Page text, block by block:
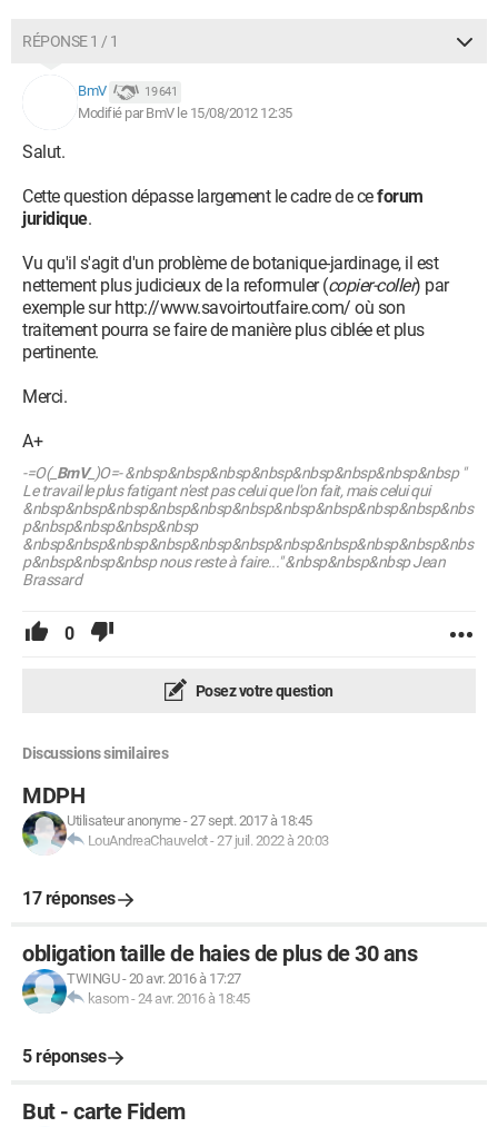
RÉPONSE 1 / 1
BmV 19 641
Modifié par BmV le 15/08/2012 12:35
Salut.
Cette question dépasse largement le cadre de ceforum
juridique.
Vu qu'il s'agit d'un problème de botanique-jardinage, il est
nettement plus judicieux de la reformuler (copier-coller) par
exemple sur http://www.savoirtoutfaire.com/ où son
traitement pourra se faire de manière plus ciblée et plus
pertinente.
Merci.
A+
-=O(_ BmV_)O=- &nbsp&nbsp&nbsp&nbsp&nbsp&nbsp&nbsp&nbsp
Le travail le plus fatigant n'est pas celui que l'on fait, mais celui qui
&nbsp&nbsp&nbsp&nbsp&nbsp&nbsp&nbsp&nbsp&nbsp&nbsp&nbs
p&nbsp&nbsp&nbsp&nbsp
&nbsp&nbsp&nbsp&nbsp&nbsp&nbsp&nbsp&nbsp&nbsp&nbsp&nbs
p&nbsp&nbsp&nbsp nous reste à faire..." &nbsp&nbsp&nbsp Jean
Brassard
0
Posez votre question
Discussions similaires
MDPH
Utilisateur anonyme-27 sept. 2017 à 18:45
LouAndreaChauvelot-27 juil. 2022 à 20:03
17 réponses
obligation taille de haies de plus de 30 ans
TWINGU-20 avr. 2016 à 17:27
kasom-24 avr. 2016 à 18:45
5 réponses
But - carte Fidem